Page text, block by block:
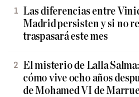
Las diferencias entre
Madrid persisten y si no
traspasará este mes
El misterio de Lalla
cómo vive ocho años
de Mohamed VI de